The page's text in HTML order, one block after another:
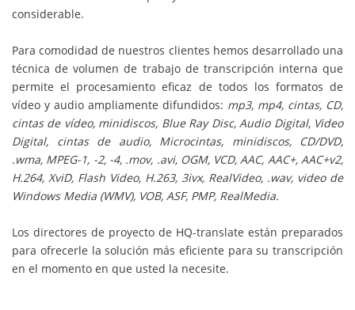
considerable.
Para comodidad de nuestros clientes hemos desarrollado una
técnica de volumen de trabajo de transcripción interna que
permite el procesamiento eficaz de todos los formatos de
vídeo y audio ampliamente difundidos: mp3, mp4, cintas, CD,
cintas de vídeo, minidiscos, Blue Ray Disc, Audio Digital, Video
Digital, cintas de audio, Microcintas, minidiscos, CD/DVD,
.wma, MPEG-1, -2, -4, .mov, .avi, OGM, VCD, AAC, AAC+, AAC+v2,
H.264, XviD, Flash Video, H.263, 3ivx, RealVideo, .wav, video de
Windows Media (WMV), VOB, ASF, PMP, RealMedia.
Los directores de proyecto de HQ-translate están preparados
para ofrecerle la solución más eficiente para su transcripción
en el momento en que usted la necesite.